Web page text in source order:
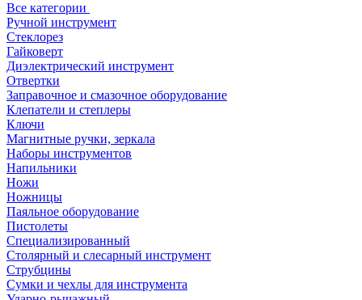
Все категории
Ручной инструмент
Стеклорез
Гайковерт
Диэлектрический инструмент
Отвертки
Заправочное и смазочное оборудование
Клепатели и степлеры
Ключи
Магнитные ручки, зеркала
Наборы инструментов
Напильники
Ножи
Ножницы
Паяльное оборудование
Пистолеты
Специализированный
Столярный и слесарный инструмент
Струбцины
Сумки и чехлы для инструмента